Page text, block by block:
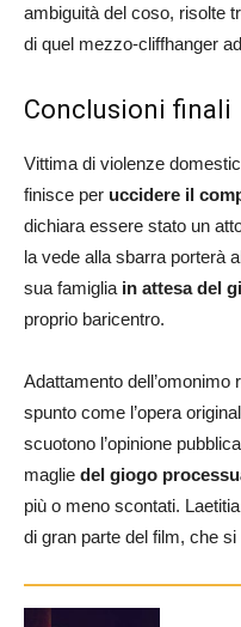
ambiguità del coso, risolte
di quel mezzo-cliffhanger
Conclusioni finali
Vittima di violenze
finisce per uccidere il
dichiara essere stato un
la vede alla sbarra porterà
sua famiglia in attesa del
proprio baricentro.
Adattamento dell’omonimo
spunto come l’opera
scuotono l’opinione
maglie del giogo
più o meno scontati.
di gran parte del film, che si